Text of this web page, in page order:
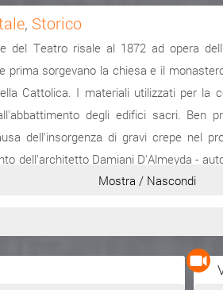
, Storico
del Teatro risale al 1872 ad opera
prima sorgevano la chiesa e il
Cattolica. I materiali utilizzati per la
degli edifici sacri. Ben
dell'insorgenza di gravi crepe nel
dell'architetto Damiani D'Almeyda -
le perizie. Questi propose di demolire
Breda ed il successivo affidamento
originario. Il teatro si presentava
presente un ampio porticato per la
Mostra / Nascondi